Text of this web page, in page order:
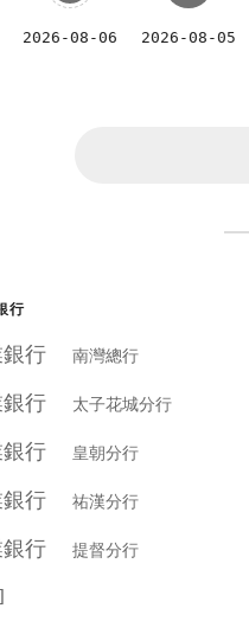
2026-08-06 2026-08-05
行
銀行 南灣總行
銀行 太子花城分行
銀行 皇朝分行
銀行 祐漢分行
銀行 提督分行